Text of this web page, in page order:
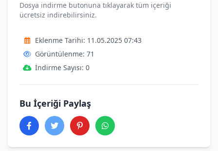
Dosya indirme butonuna tıklayarak tüm içeriği
ücretsiz indirebilirsiniz.
Eklenme Tarihi: 11.05.2025 07:43
Görüntülenme: 71
İndirme Sayısı: 0
Bu İçeriği Paylaş